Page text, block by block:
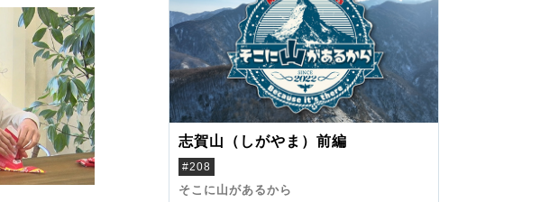
志賀山（しがやま）前編
#208
そこに山があるから